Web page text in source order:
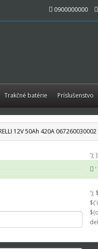
0900000000
Trakčné batérie Príslušenstvo
12V 50Ah 420A 067260030002
');
'
');